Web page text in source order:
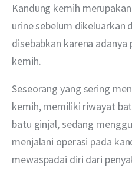
Kandung kemih
urine sebelum dikeluarkan
disebabkan karena adanya
kemih.
Seseorang yang sering
kemih, memiliki riwayat
batu ginjal, sedang
menjalani operasi pada
mewaspadai diri dari